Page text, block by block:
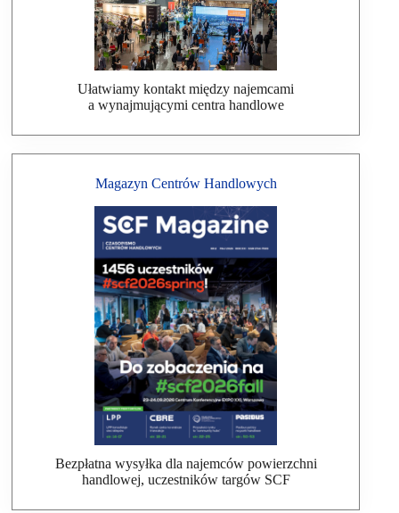
Ułatwiamy kontakt między najemcami
a wynajmującymi centra handlowe
Magazyn Centrów Handlowych
Bezpłatna wysyłka dla najemców powierzchni
handlowej, uczestników targów SCF